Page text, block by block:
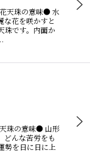
天珠の意味● 水
な花を咲かすと
珠です。内面か
珠の意味● 山形
どんな苦労をも
勢を日に日に上